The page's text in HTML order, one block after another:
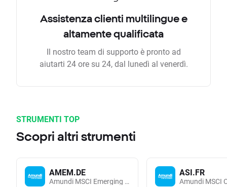
Assistenza clienti multilingue e
altamente qualificata
Il nostro team di supporto è pronto ad
aiutarti 24 ore su 24, dal lunedì al venerdì.
STRUMENTI TOP
Scopri altri strumenti
AMEM.DE
Amundi MSCI Emerging Markets UCITS (Acc EUR)
ASI.FR